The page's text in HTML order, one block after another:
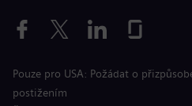
Pouze pro USA: Požádat o
postižením